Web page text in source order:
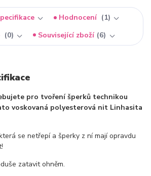
Hodnocení
1
0 Související zboží 6
pro tvoření šperků technikou
voskovaná polyesterová nit Linhasita
se netřepí a šperky z ní mají opravdu
zatavit ohněm.